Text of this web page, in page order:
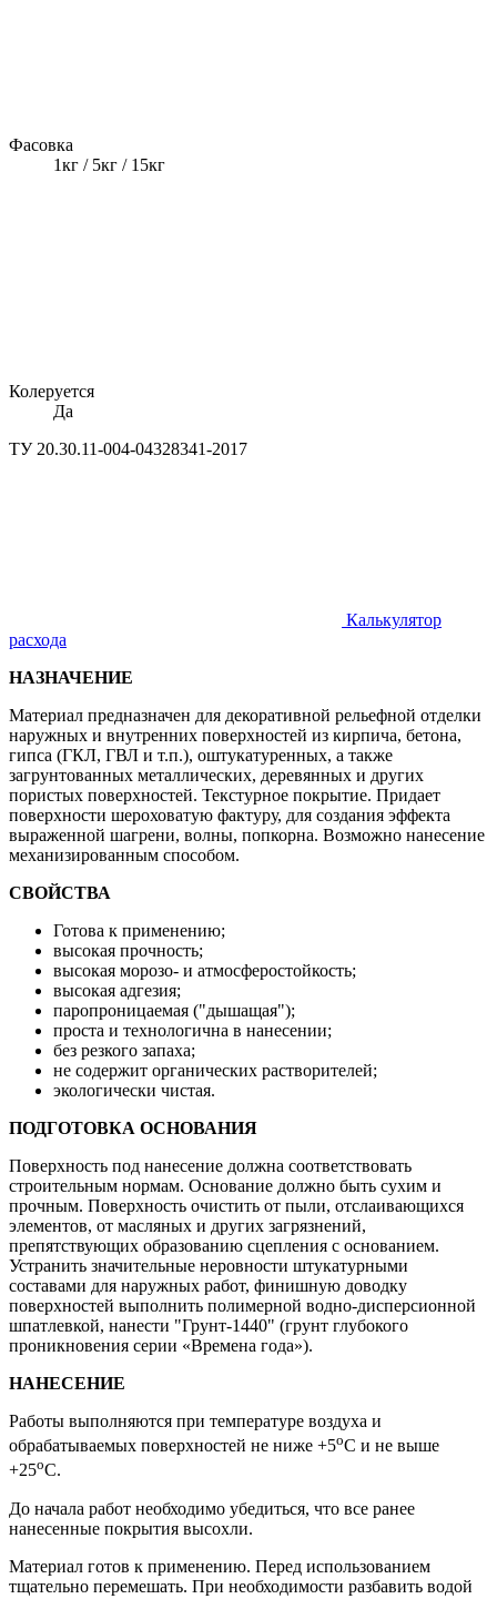
Фасовка
1кг / 5кг / 15кг
Колеруется
Да
ТУ 20.30.11-004-04328341-2017
Калькулятор
расхода
НАЗНАЧЕНИЕ
Материал предназначен для декоративной рельефной отделки
наружных и внутренних поверхностей из кирпича, бетона,
гипса (ГКЛ, ГВЛ и т.п.), оштукатуренных, а также
загрунтованных металлических, деревянных и других
пористых поверхностей. Текстурное покрытие. Придает
поверхности шероховатую фактуру, для создания эффекта
выраженной шагрени, волны, попкорна. Возможно нанесение
механизированным способом.
СВОЙСТВА
Готова к применению;
высокая прочность;
высокая морозо- и атмосферостойкость;
высокая адгезия;
паропроницаемая ("дышащая");
проста и технологична в нанесении;
без резкого запаха;
не содержит органических растворителей;
экологически чистая.
ПОДГОТОВКА ОСНОВАНИЯ
Поверхность под нанесение должна соответствовать
строительным нормам. Основание должно быть сухим и
прочным. Поверхность очистить от пыли, отслаивающихся
элементов, от масляных и других загрязнений,
препятствующих образованию сцепления с основанием.
Устранить значительные неровности штукатурными
составами для наружных работ, финишную доводку
поверхностей выполнить полимерной водно-дисперсионной
шпатлевкой, нанести "Грунт-1440" (грунт глубокого
проникновения серии «Времена года»).
НАНЕСЕНИЕ
Работы выполняются при температуре воздуха и
обрабатываемых поверхностей не ниже +5оС и не выше
+25оС.
До начала работ необходимо убедиться, что все ранее
нанесенные покрытия высохли.
Материал готов к применению. Перед использованием
тщательно перемешать. При необходимости разбавить водой